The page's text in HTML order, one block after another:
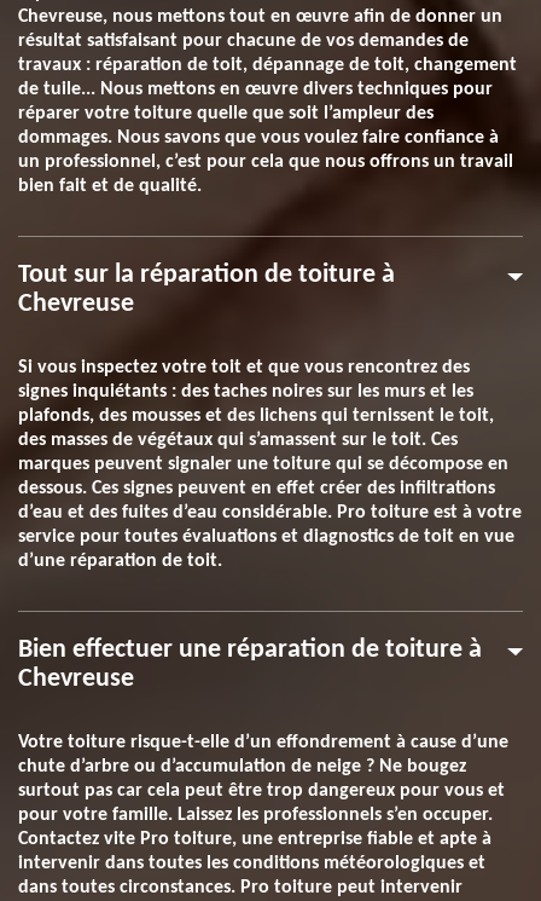
Chevreuse, nous mettons tout en œuvre afin de donner un
résultat satisfaisant pour chacune de vos demandes de
travaux : réparation de toit, dépannage de toit, changement
de tuile... Nous mettons en œuvre divers techniques pour
réparer votre toiture quelle que soit l’ampleur des
dommages. Nous savons que vous voulez faire confiance à
un professionnel, c’est pour cela que nous offrons un travail
bien fait et de qualité.
Tout sur la réparation de toiture à
Chevreuse
Si vous inspectez votre toit et que vous rencontrez des
signes inquiétants : des taches noires sur les murs et les
plafonds, des mousses et des lichens qui ternissent le toit,
des masses de végétaux qui s’amassent sur le toit. Ces
marques peuvent signaler une toiture qui se décompose en
dessous. Ces signes peuvent en effet créer des infiltrations
d’eau et des fuites d’eau considérable. Pro toiture est à votre
service pour toutes évaluations et diagnostics de toit en vue
d’une réparation de toit.
Bien effectuer une réparation de toiture à
Chevreuse
Votre toiture risque-t-elle d’un effondrement à cause d’une
chute d’arbre ou d’accumulation de neige ? Ne bougez
surtout pas car cela peut être trop dangereux pour vous et
pour votre famille. Laissez les professionnels s’en occuper.
Contactez vite Pro toiture, une entreprise fiable et apte à
intervenir dans toutes les conditions météorologiques et
dans toutes circonstances. Pro toiture peut intervenir